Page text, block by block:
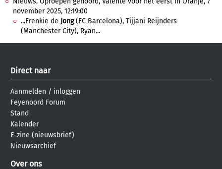
november 2025, 12:19:00
...Frenkie de Jong(FC Barcelona), Tijjani Reijnders
(Manchester City), Ryan...
Direct naar
Aanmelden / inloggen
Feyenoord Forum
Stand
Kalender
E-zine (nieuwsbrief)
Nieuwsarchief
Over ons